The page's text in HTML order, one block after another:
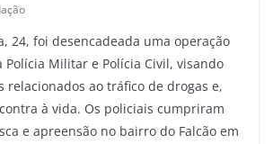
24, foi desencadeada uma operação
Militar e Polícia Civil, visando
relacionados ao tráfico de drogas e,
à vida. Os policiais cumpriram
e apreensão no bairro do Falcão em